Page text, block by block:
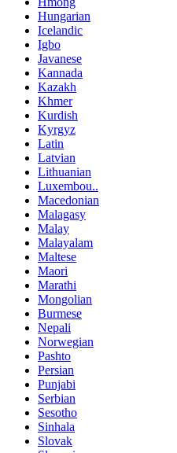
Hungarian
Icelandic
Igbo
Javanese
Kannada
Kazakh
Khmer
Kurdish
Kyrgyz
Latin
Latvian
Lithuanian
Luxembou..
Macedonian
Malagasy
Malay
Malayalam
Maltese
Maori
Marathi
Mongolian
Burmese
Nepali
Norwegian
Pashto
Persian
Punjabi
Serbian
Sesotho
Sinhala
Slovak